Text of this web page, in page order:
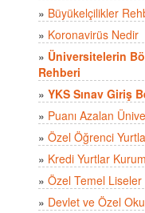
» Büyükelçilikler
» Koronavirüs Nedir
» Üniversitelerin
Rehberi
» YKS Sınav Giriş
» Puanı Azalan
» Özel Öğrenci
» Kredi Yurtlar
» Özel Temel Liseler
» Devlet ve Özel